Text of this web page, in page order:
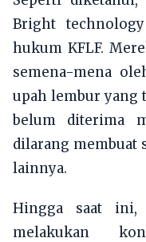
Bright
hukum KFLF.
semena-mena
upah lembur yang
belum diterima
dilarang membuat
lainnya.
Hingga saat ini,
melakukan